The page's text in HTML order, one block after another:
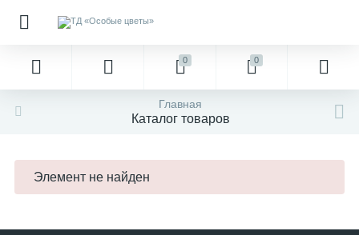
0 0
Главная
Каталог товаров
Элемент не найден